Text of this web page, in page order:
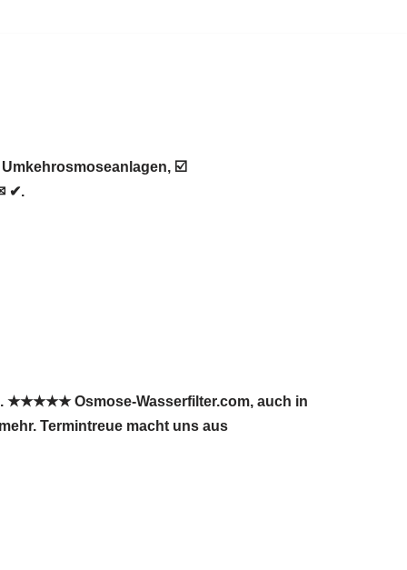
☑️
✔.
★★★★★ Osmose-Wasserfilter.com, auch in
Termintreue macht uns aus